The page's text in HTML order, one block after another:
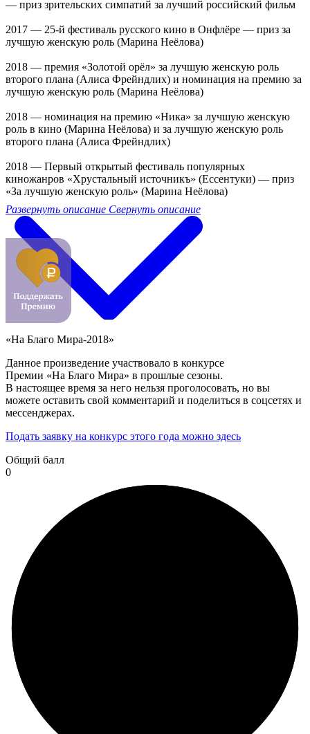
— приз зрительских симпатий за лучший российский фильм
2017 — 25-й фестиваль русского кино в Онфлёре — приз за
лучшую женскую роль (Марина Неёлова)
2018 — премия «Золотой орёл» за лучшую женскую роль
второго плана (Алиса Фрейндлих) и номинация на премию за
лучшую женскую роль (Марина Неёлова)
2018 — номинация на премию «Ника» за лучшую женскую
роль в кино (Марина Неёлова) и за лучшую женскую роль
второго плана (Алиса Фрейндлих)
2018 — Первый открытый фестиваль популярных
киножанров «Хрустальный источникъ» (Ессентуки) — приз
«За лучшую женскую роль» (Марина Неёлова)
Развернуть описание Свернуть описание
«На Благо Мира-2018»
Данное произведение участвовало в конкурсе
Премии «На Благо Мира» в прошлые сезоны.
В настоящее время за него нельзя проголосовать, но вы
можете оставить свой комментарий и поделиться в соцсетях и
мессенджерах.
Подать заявку на конкурс этого года можно здесь
Общий балл
0